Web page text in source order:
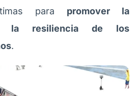
para promover la
la resiliencia de los
.